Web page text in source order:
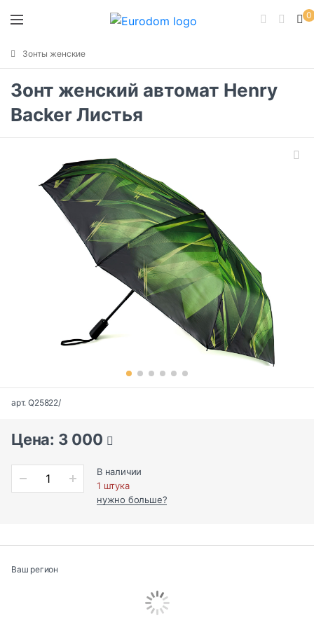
0
Зонты женские
Зонт женский автомат Henry
Backer Листья
арт. Q25822/
Цена: 3 000
В наличии
1 штука
нужно больше?
Ваш регион